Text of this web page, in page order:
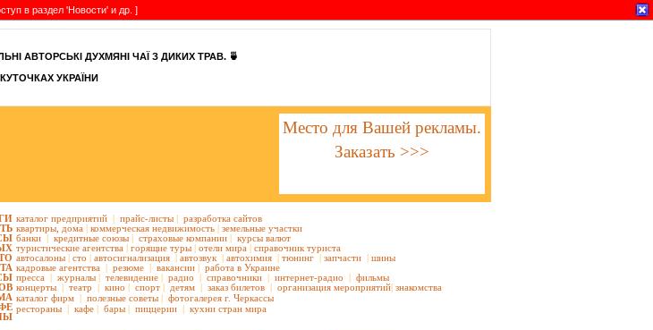
в раздел 'Новости' и др. ]
АВТОРСЬКІ ДУХМЯНІ ЧАЇ З ДИКИХ ТРАВ. 🍵
УКРАЇНИ
Место для Вашей рекламы.
Заказать >>>
каталог предприятий | прайс-листы | разработка сайтов
квартиры, дома | коммерческая недвижимость | земельные участки
банки | кредитные союзы | страховые компании | курсы валют
туристические агентства | горящие туры | отели мира | справочник туриста
автосалоны | сто | автосигнализация | автозвук | автохимия | тюнинг | запчасти | шины
кадровые агентства | резюме | вакансии | работа в Украине
пресса | журналы | телевидение | радио | справочники | интернет-радио | фильмы
концерты | театр | кино | спорт | детям | заказ билетов | организация мероприятий| знакомства
каталог фирм | полезные советы | фотогалерея г. Черкассы
рестораны | кафе | бары | пиццерии | кухни стран мира